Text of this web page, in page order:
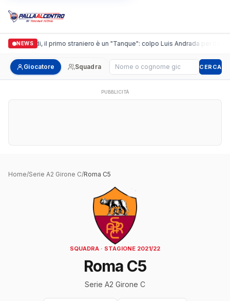
NEWS
Casalguidi, il primo straniero è un "Tanque": colpo Luis Andrada per il
Giocatore Squadra Cerca giocatore CERCA
PUBBLICITÀ
Home/Serie A2 Girone C/Roma C5
SQUADRA · STAGIONE 2021/22
Roma C5
Serie A2 Girone C